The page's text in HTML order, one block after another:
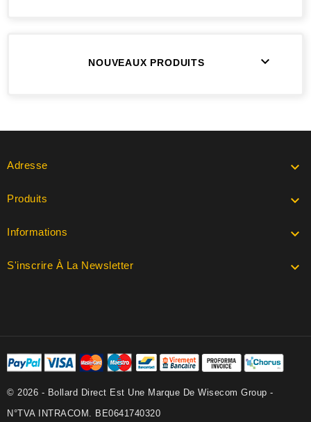
NOUVEAUX PRODUITS 
Adresse 
Produits 
Informations 
S'inscrire À La Newsletter 
© 2026 - Bollard Direct Est Une Marque De Wisecom Group -
N°TVA INTRACOM. BE0641740320